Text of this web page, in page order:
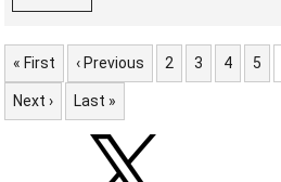
« First ‹ Previous 2 3 4 5
Next › Last »